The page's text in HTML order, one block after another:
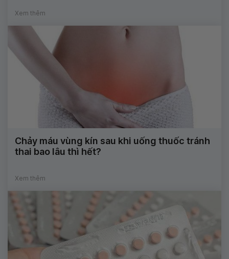
Xem thêm
Chảy máu vùng kín sau khi uống thuốc tránh
thai bao lâu thì hết?
Xem thêm